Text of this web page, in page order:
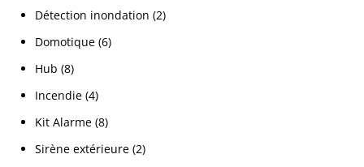
Détection inondation (2)
Domotique (6)
Hub (8)
Incendie (4)
Kit Alarme (8)
Sirène extérieure (2)